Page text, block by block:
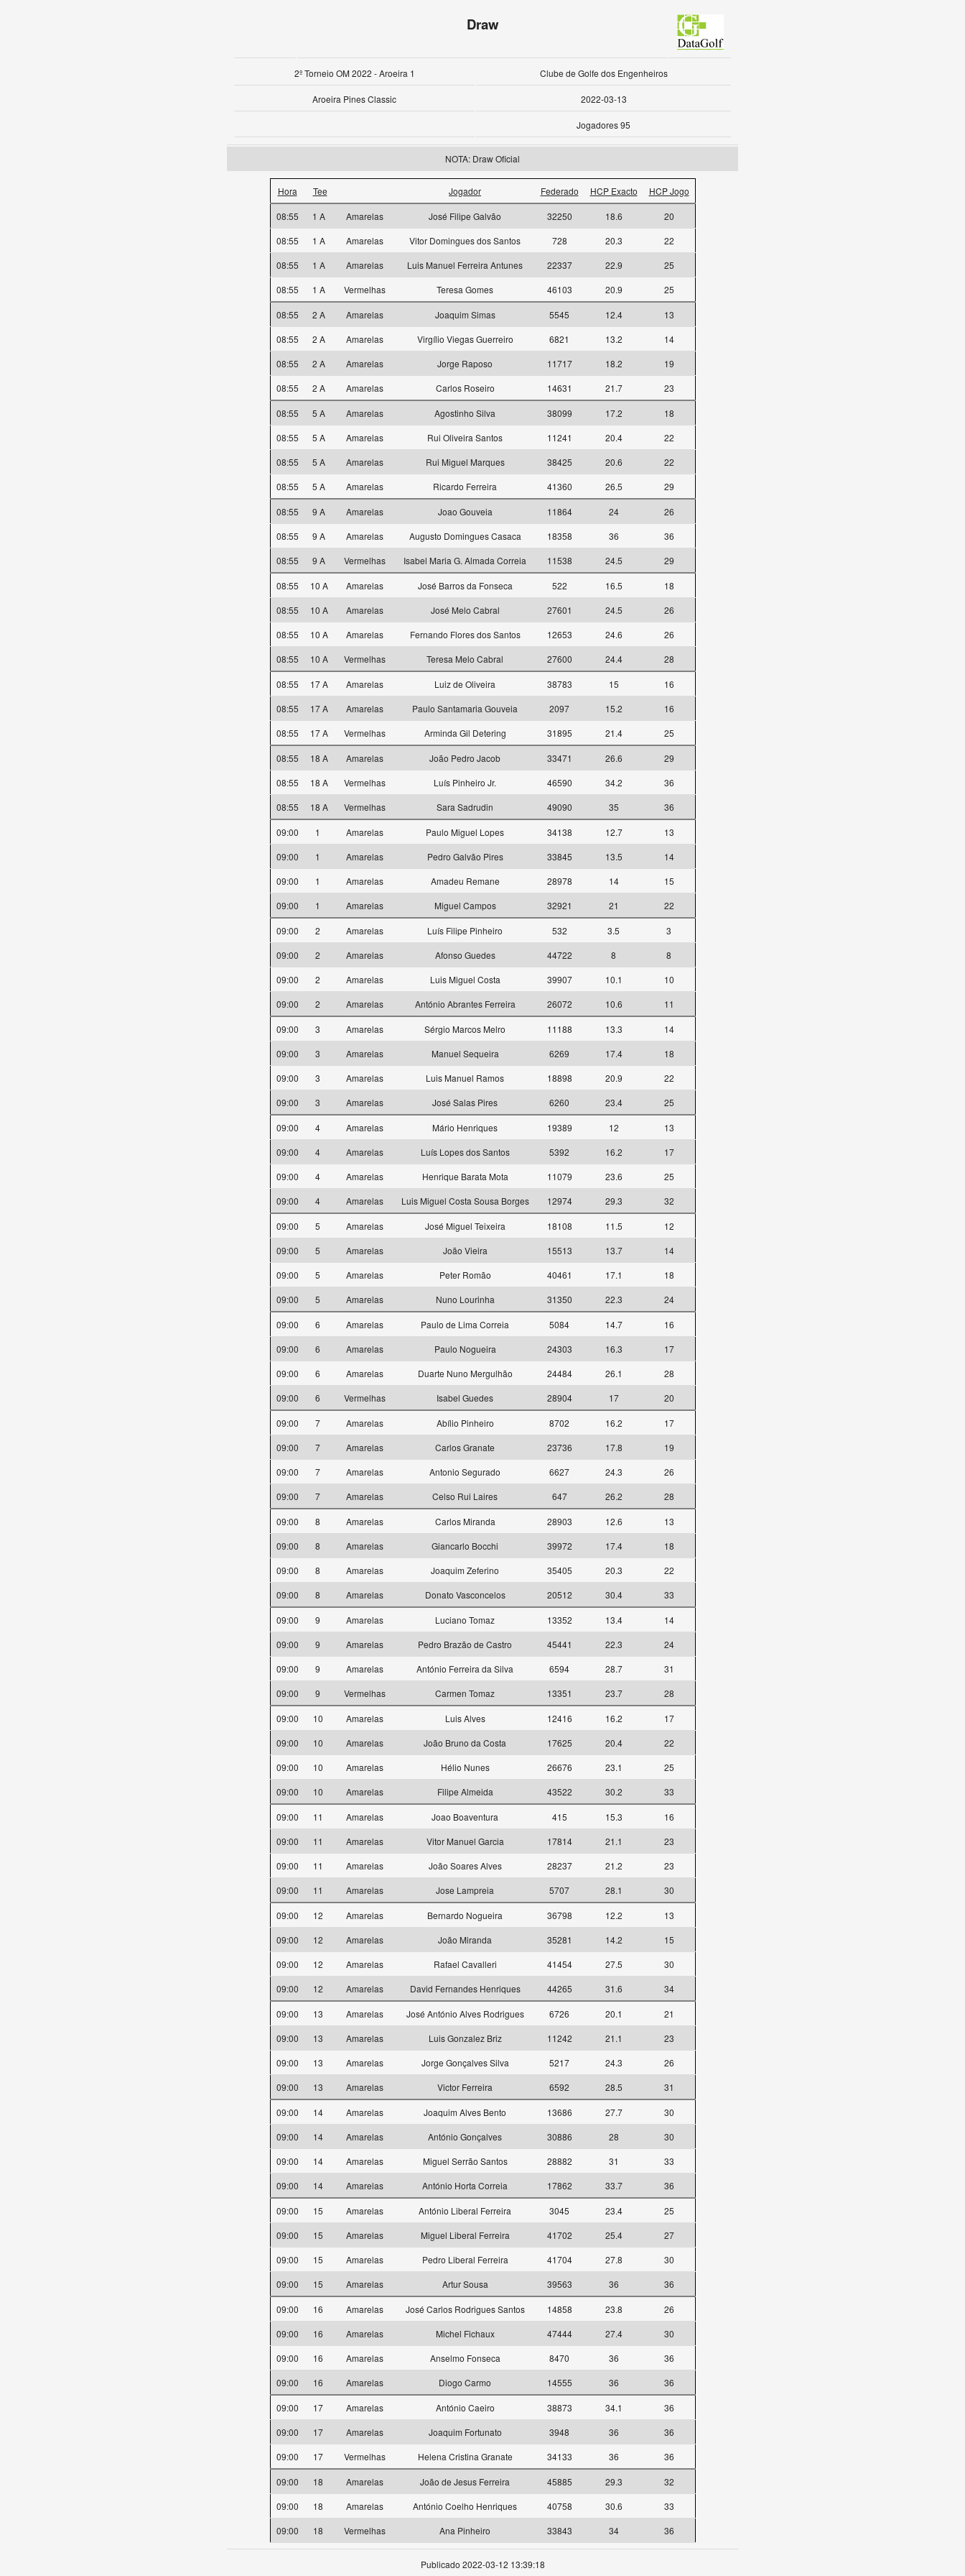
Draw
2º Torneio OM 2022 - Aroeira 1 Clube de Golfe dos Engenheiros
Aroeira Pines Classic 2022-03-13
Jogadores 95
NOTA: Draw Oficial
Hora Tee Jogador Federado HCP Exacto HCP Jogo
08:55 1 A Amarelas José Filipe Galvão 32250 18.6
20
08:55
1 A Amarelas Vitor Domingues dos Santos 728 20.3
22
08:55
1 A Amarelas Luis Manuel Ferreira Antunes 22337 22.9
25
08:55
1 A Vermelhas Teresa Gomes 46103 20.9 25
08:55 2 A Amarelas Joaquim Simas 5545 12.4
13
08:55
2 A Amarelas Virgílio Viegas Guerreiro 6821 13.2
14
08:55
2 A Amarelas Jorge Raposo 11717 18.2
19
08:55
2 A Amarelas Carlos Roseiro 14631 21.7 23
08:55 5 A Amarelas Agostinho Silva 38099 17.2
18
08:55
5 A Amarelas Rui Oliveira Santos 11241 20.4
22
08:55
5 A Amarelas Rui Miguel Marques 38425 20.6
22
08:55
5 A Amarelas Ricardo Ferreira 41360 26.5 29
08:55 9 A Amarelas Joao Gouveia 11864 24
26
08:55
9 A Amarelas Augusto Domingues Casaca 18358 36
36
08:55
9 A Vermelhas Isabel Maria G. Almada Correia 11538 24.5 29
08:55 10 A Amarelas José Barros da Fonseca 522 16.5
18
08:55
10 A Amarelas José Melo Cabral 27601 24.5
26
08:55
10 A Amarelas Fernando Flores dos Santos 12653 24.6
26
08:55
10 A Vermelhas Teresa Melo Cabral 27600 24.4 28
08:55 17 A Amarelas Luiz de Oliveira 38783 15
16
08:55
17 A Amarelas Paulo Santamaria Gouveia 2097 15.2
16
08:55
17 A Vermelhas Arminda Gil Detering 31895 21.4 25
08:55 18 A Amarelas João Pedro Jacob 33471 26.6
29
08:55
18 A Vermelhas Luís Pinheiro Jr. 46590 34.2
36
08:55
18 A Vermelhas Sara Sadrudin 49090 35 36
09:00 1 Amarelas Paulo Miguel Lopes 34138 12.7
13
09:00
1 Amarelas Pedro Galvão Pires 33845 13.5
14
09:00
1 Amarelas Amadeu Remane 28978 14
15
09:00
1 Amarelas Miguel Campos 32921 21 22
09:00 2 Amarelas Luís Filipe Pinheiro 532 3.5
3
09:00
2 Amarelas Afonso Guedes 44722 8
8
09:00
2 Amarelas Luis Miguel Costa 39907 10.1
10
09:00
2 Amarelas António Abrantes Ferreira 26072 10.6 11
09:00 3 Amarelas Sérgio Marcos Melro 11188 13.3
14
09:00
3 Amarelas Manuel Sequeira 6269 17.4
18
09:00
3 Amarelas Luis Manuel Ramos 18898 20.9
22
09:00
3 Amarelas José Salas Pires 6260 23.4 25
09:00 4 Amarelas Mário Henriques 19389 12
13
09:00
4 Amarelas Luís Lopes dos Santos 5392 16.2
17
09:00
4 Amarelas Henrique Barata Mota 11079 23.6
25
09:00
4 Amarelas Luis Miguel Costa Sousa Borges 12974 29.3 32
09:00 5 Amarelas José Miguel Teixeira 18108 11.5
12
09:00
5 Amarelas João Vieira 15513 13.7
14
09:00
5 Amarelas Peter Romão 40461 17.1
18
09:00
5 Amarelas Nuno Lourinha 31350 22.3 24
09:00 6 Amarelas Paulo de Lima Correia 5084 14.7
16
09:00
6 Amarelas Paulo Nogueira 24303 16.3
17
09:00
6 Amarelas Duarte Nuno Mergulhão 24484 26.1
28
09:00
6 Vermelhas Isabel Guedes 28904 17 20
09:00 7 Amarelas Abílio Pinheiro 8702 16.2
17
09:00
7 Amarelas Carlos Granate 23736 17.8
19
09:00
7 Amarelas Antonio Segurado 6627 24.3
26
09:00
7 Amarelas Celso Rui Laires 647 26.2 28
09:00 8 Amarelas Carlos Miranda 28903 12.6
13
09:00
8 Amarelas Giancarlo Bocchi 39972 17.4
18
09:00
8 Amarelas Joaquim Zeferino 35405 20.3
22
09:00
8 Amarelas Donato Vasconcelos 20512 30.4 33
09:00 9 Amarelas Luciano Tomaz 13352 13.4
14
09:00
9 Amarelas Pedro Brazão de Castro 45441 22.3
24
09:00
9 Amarelas António Ferreira da Silva 6594 28.7
31
09:00
9 Vermelhas Carmen Tomaz 13351 23.7 28
09:00 10 Amarelas Luis Alves 12416 16.2
17
09:00
10 Amarelas João Bruno da Costa 17625 20.4
22
09:00
10 Amarelas Hélio Nunes 26676 23.1
25
09:00
10 Amarelas Filipe Almeida 43522 30.2 33
09:00 11 Amarelas Joao Boaventura 415 15.3
16
09:00
11 Amarelas Vitor Manuel Garcia 17814 21.1
23
09:00
11 Amarelas João Soares Alves 28237 21.2
23
09:00
11 Amarelas Jose Lampreia 5707 28.1 30
09:00 12 Amarelas Bernardo Nogueira 36798 12.2
13
09:00
12 Amarelas João Miranda 35281 14.2
15
09:00
12 Amarelas Rafael Cavalleri 41454 27.5
30
09:00
12 Amarelas David Fernandes Henriques 44265 31.6 34
09:00 13 Amarelas José António Alves Rodrigues 6726 20.1
21
09:00
13 Amarelas Luis Gonzalez Briz 11242 21.1
23
09:00
13 Amarelas Jorge Gonçalves Silva 5217 24.3
26
09:00
13 Amarelas Victor Ferreira 6592 28.5 31
09:00 14 Amarelas Joaquim Alves Bento 13686 27.7
30
09:00
14 Amarelas António Gonçalves 30886 28
30
09:00
14 Amarelas Miguel Serrão Santos 28882 31
33
09:00
14 Amarelas António Horta Correia 17862 33.7 36
09:00 15 Amarelas António Liberal Ferreira 3045 23.4
25
09:00
15 Amarelas Miguel Liberal Ferreira 41702 25.4
27
09:00
15 Amarelas Pedro Liberal Ferreira 41704 27.8
30
09:00
15 Amarelas Artur Sousa 39563 36 36
09:00 16 Amarelas José Carlos Rodrigues Santos 14858 23.8
26
09:00
16 Amarelas Michel Fichaux 47444 27.4
30
09:00
16 Amarelas Anselmo Fonseca 8470 36
36
09:00
16 Amarelas Diogo Carmo 14555 36 36
09:00 17 Amarelas António Caeiro 38873 34.1
36
09:00
17 Amarelas Joaquim Fortunato 3948 36
36
09:00
17 Vermelhas Helena Cristina Granate 34133 36 36
09:00 18 Amarelas João de Jesus Ferreira 45885 29.3
32
09:00
18 Amarelas António Coelho Henriques 40758 30.6
33
09:00
18 Vermelhas Ana Pinheiro 33843 34 36
Publicado 2022-03-12 13:39:18